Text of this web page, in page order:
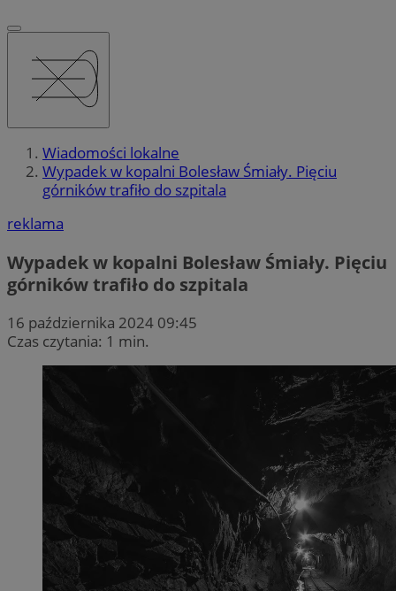
Wiadomości lokalne
Wypadek w kopalni Bolesław Śmiały. Pięciu
górników trafiło do szpitala
reklama
Wypadek w kopalni Bolesław Śmiały. Pięciu
górników trafiło do szpitala
16 października 2024 09:45
Czas czytania: 1 min.